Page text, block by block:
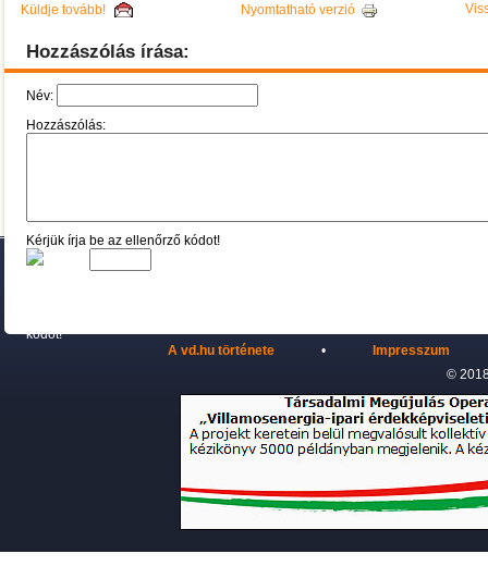
Küldje tovább! Nyomtatható verzió
Hozzászólás írása:
Név:
Hozzászólás:
Kérjük írja be az ellenőrző kódot!
A vd.hu története •
Impresszum
©